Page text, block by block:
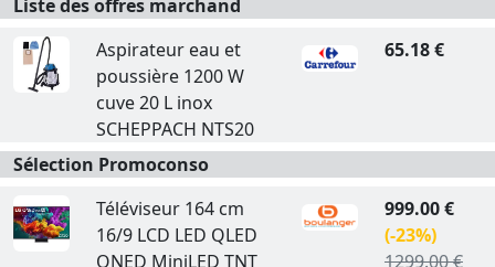
Liste des offres marchand
Aspirateur eau et
poussière 1200 W
cuve 20 L inox
SCHEPPACH NTS20
65.18 €
Sélection Promoconso
Téléviseur 164 cm
16/9 LCD LED QLED
QNED MiniLED TNT
999.00 €
(-23%)
1299.00 €